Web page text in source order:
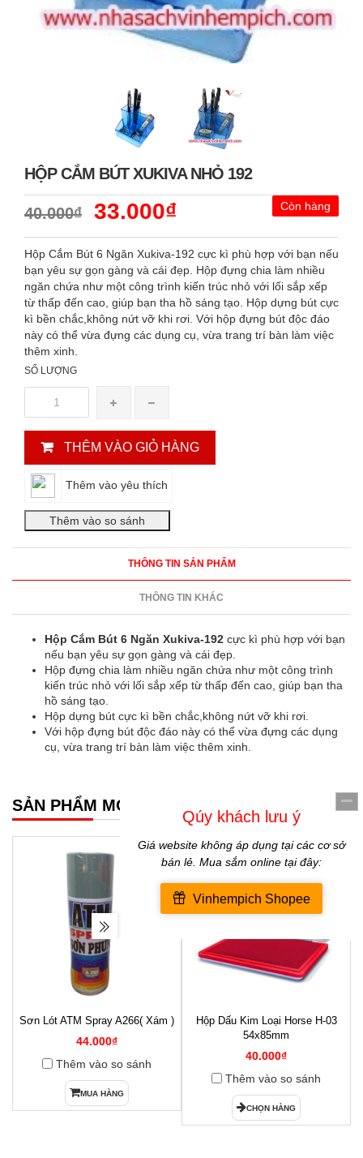
HỘP CẮM BÚT XUKIVA NHỎ 192
Còn hàng
40.000₫ 33.000₫
Hộp Cắm Bút 6 Ngăn Xukiva-192 cực kì phù hợp với bạn nếu
bạn yêu sự gọn gàng và cái đẹp. Hộp đựng chia làm nhiều
ngăn chứa như một công trình kiến trúc nhỏ với lối sắp xếp
từ thấp đến cao, giúp bạn tha hồ sáng tạo. Hộp dựng bút cực
kì bền chắc,không nứt vỡ khi rơi. Với hộp đựng bút độc đáo
này có thể vừa đựng các dụng cụ, vừa trang trí bàn làm việc
thêm xinh.
SỐ LƯỢNG
THÊM VÀO GIỎ HÀNG
Thêm vào yêu thích
THÔNG TIN SẢN PHẨM
THÔNG TIN KHÁC
Hộp Cắm Bút 6 Ngăn Xukiva-192 cực kì phù hợp với bạn
nếu bạn yêu sự gọn gàng và cái đẹp.
Hộp đựng chia làm nhiều ngăn chứa như một công trình
kiến trúc nhỏ với lối sắp xếp từ thấp đến cao, giúp bạn tha
hồ sáng tạo.
Hộp dựng bút cực kì bền chắc,không nứt vỡ khi rơi.
Với hộp đựng bút độc đáo này có thể vừa đựng các dụng
cụ, vừa trang trí bàn làm việc thêm xinh.
SẢN PHẨM MỚI NHẤT
Sơn Lót ATM Spray A266( Xám )
44.000₫
Thêm vào so sánh
MUA HÀNG
Hộp Dấu Kim Loại Horse H-03
54x85mm
40.000₫
Thêm vào so sánh
CHỌN HÀNG